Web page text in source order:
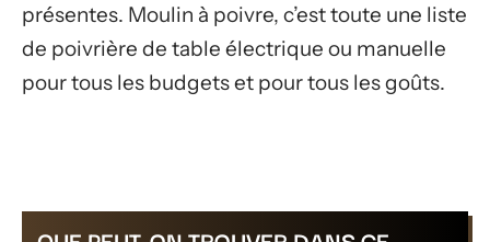
présentes. Moulin à poivre, c’est toute une liste
de poivrière de table électrique ou manuelle
pour tous les budgets et pour tous les goûts.